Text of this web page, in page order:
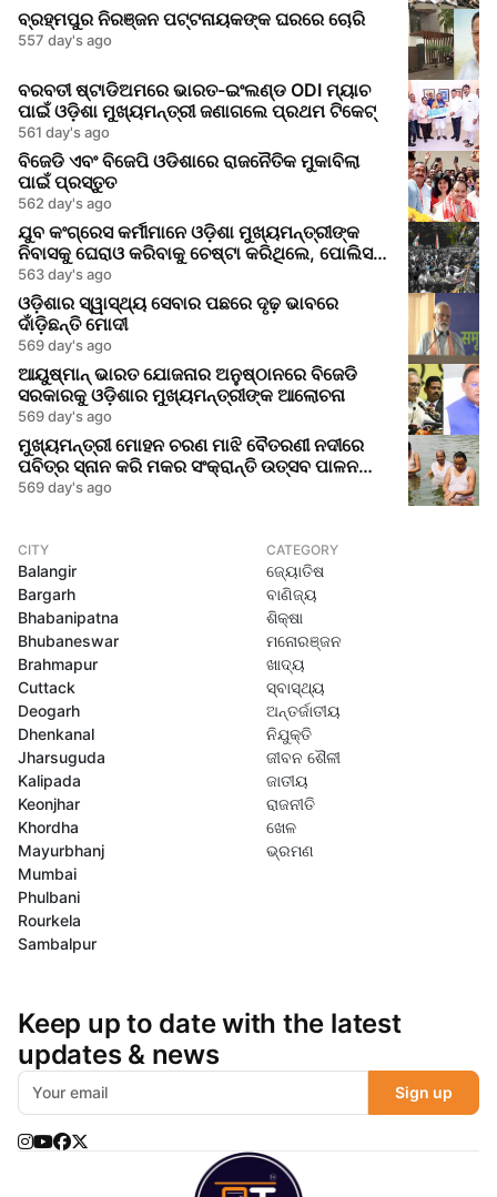
ବ୍ରହ୍ମପୁର ନିରଞ୍ଜନ ପଟ୍ଟନାୟକଙ୍କ ଘରରେ ଚୋରି
557 day's ago
ବରବତୀ ଷ୍ଟାଡିଅମରେ ଭାରତ-ଇଂଲଣ୍ଡ ODI ମ୍ୟାଚ
ପାଇଁ ଓଡ଼ିଶା ମୁଖ୍ୟମନ୍ତ୍ରୀ ଜଣାଗଲେ ପ୍ରଥମ ଟିକେଟ୍
561 day's ago
ବିଜେଡି ଏବଂ ବିଜେପି ଓଡିଶାରେ ରାଜନୈତିକ ମୁକାବିଲା
ପାଇଁ ପ୍ରସ୍ତୁତ
562 day's ago
ଯୁବ କଂଗ୍ରେସ କର୍ମୀମାନେ ଓଡ଼ିଶା ମୁଖ୍ୟମନ୍ତ୍ରୀଙ୍କ
ନିବାସକୁ ଘେରାଓ କରିବାକୁ ଚେଷ୍ଟା କରିଥିଲେ, ପୋଲିସ
ସହିତ ମୁକାବିଲା
563 day's ago
ଓଡ଼ିଶାର ସ୍ୱାସ୍ଥ୍ୟ ସେବାର ପଛରେ ଦୃଢ଼ ଭାବରେ
ଦାଁଡ଼ିଛନ୍ତି ମୋଦୀ
569 day's ago
ଆୟୁଷ୍ମାନ୍ ଭାରତ ଯୋଜନାର ଅନୁଷ୍ଠାନରେ ବିଜେଡି
ସରକାରକୁ ଓଡ଼ିଶାର ମୁଖ୍ୟମନ୍ତ୍ରୀଙ୍କ ଆଲୋଚନା
569 day's ago
ମୁଖ୍ୟମନ୍ତ୍ରୀ ମୋହନ ଚରଣ ମାଝି ବୈତରଣୀ ନଦୀରେ
ପବିତ୍ର ସ୍ନାନ କରି ମକର ସଂକ୍ରାନ୍ତି ଉତ୍ସବ ପାଳନ
କଲେ
569 day's ago
CITY
Balangir
Bargarh
Bhabanipatna
Bhubaneswar
Brahmapur
Cuttack
Deogarh
Dhenkanal
Jharsuguda
Kalipada
Keonjhar
Khordha
Mayurbhanj
Mumbai
Phulbani
Rourkela
Sambalpur
CATEGORY
ଜ୍ୟୋତିଷ
ବାଣିଜ୍ୟ
ଶିକ୍ଷା
ମନୋରଞ୍ଜନ
ଖାଦ୍ୟ
ସ୍ବାସ୍ଥ୍ୟ
ଅନ୍ତର୍ଜାତୀୟ
ନିଯୁକ୍ତି
ଜୀବନ ଶୈଳୀ
ଜାତୀୟ
ରାଜନୀତି
ଖେଳ
ଭ୍ରମଣ
Keep up to date with the latest
updates & news
Sign up